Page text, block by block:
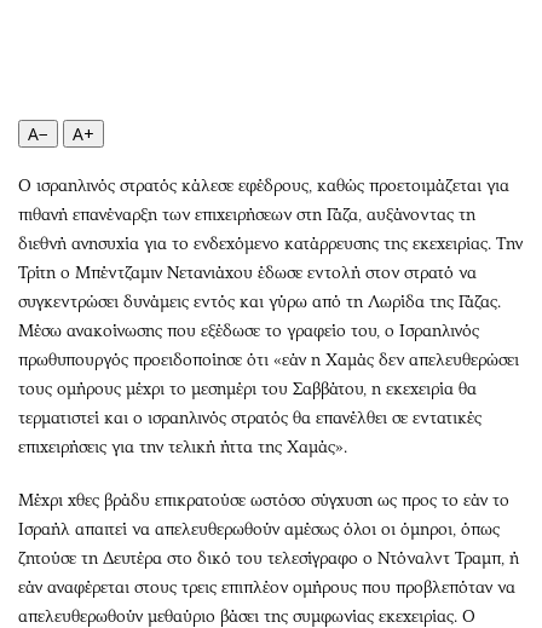
Πολιτισμός
Σινεμά
Θέατρο-Χορός
Μουσική
Βιβλίο
Χειρόγραφα
Wine routes
Podcasts
Uncut
Προσωπικότητες στην ''Κ''
Επιστολές
A− A+
Ο ισραηλινός στρατός κάλεσε εφέδρους, καθώς προετοιμάζεται για
πιθανή επανέναρξη των επιχειρήσεων στη Γάζα, αυξάνοντας τη
διεθνή ανησυχία για το ενδεχόμενο κατάρρευσης της εκεχειρίας. Την
Τρίτη ο Μπέντζαμιν Νετανιάχου έδωσε εντολή στον στρατό να
συγκεντρώσει δυνάμεις εντός και γύρω από τη Λωρίδα της Γάζας.
Μέσω ανακοίνωσης που εξέδωσε το γραφείο του, ο Ισραηλινός
πρωθυπουργός προειδοποίησε ότι «εάν η Χαμάς δεν απελευθερώσει
τους ομήρους μέχρι το μεσημέρι του Σαββάτου, η εκεχειρία θα
τερματιστεί και ο ισραηλινός στρατός θα επανέλθει σε εντατικές
επιχειρήσεις για την τελική ήττα της Χαμάς».
Μέχρι χθες βράδυ επικρατούσε ωστόσο σύγχυση ως προς το εάν το
Ισραήλ απαιτεί να απελευθερωθούν αμέσως όλοι οι όμηροι, όπως
ζητούσε τη Δευτέρα στο δικό του τελεσίγραφο ο Ντόναλντ Τραμπ, ή
εάν αναφέρεται στους τρεις επιπλέον ομήρους που προβλεπόταν να
απελευθερωθούν μεθαύριο βάσει της συμφωνίας εκεχειρίας. Ο